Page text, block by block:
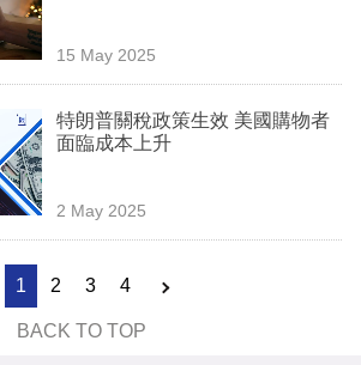
15 May 2025
特朗普關稅政策生效 美國購物者
面臨成本上升
2 May 2025
1 2 3 4
BACK TO TOP